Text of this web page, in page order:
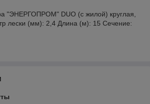
"ЭНЕРГОПРОМ" DUO (с жилой) круглая,
лески (мм): 2,4 Длина (м): 15 Сечение: